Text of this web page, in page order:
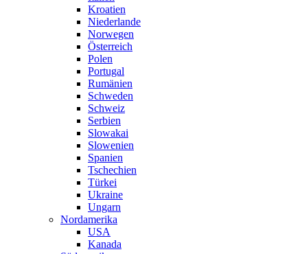
Kroatien
Niederlande
Norwegen
Österreich
Polen
Portugal
Rumänien
Schweden
Schweiz
Serbien
Slowakai
Slowenien
Spanien
Tschechien
Türkei
Ukraine
Ungarn
Nordamerika
USA
Kanada